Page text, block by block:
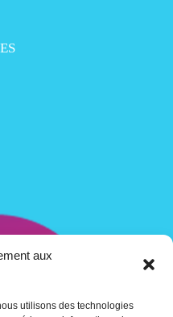
aux
utilisons des technologies